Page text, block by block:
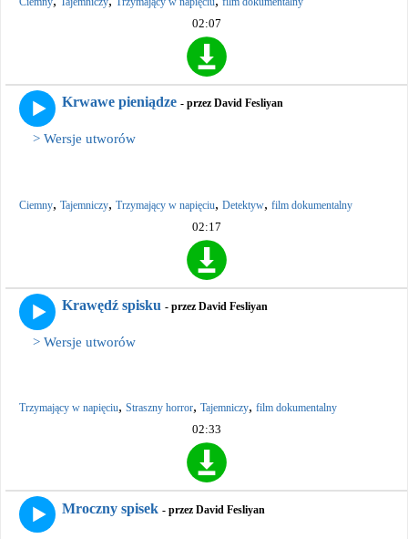
02:07
Krwawe pieniądze - przez David Fesliyan
> Wersje utworów
Ciemny, Tajemniczy, Trzymający w napięciu, Detektyw, film dokumentalny
02:17
Krawędź spisku - przez David Fesliyan
> Wersje utworów
Trzymający w napięciu, Straszny horror, Tajemniczy, film dokumentalny
02:33
Mroczny spisek - przez David Fesliyan